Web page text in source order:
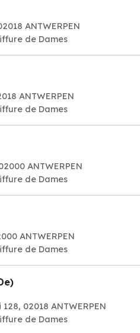
ANTWERPEN
de Dames
ANTWERPEN
de Dames
ANTWERPEN
de Dames
ANTWERPEN
de Dames
02018 ANTWERPEN
de Dames